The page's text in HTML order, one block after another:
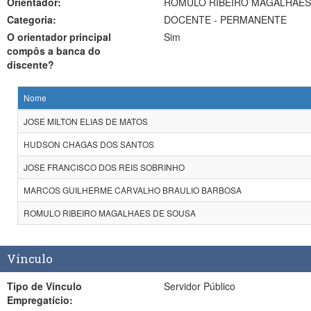
Categoria:
DOCENTE - PERMANENTE
O orientador principal
compôs a banca do
discente?
Sim
Nome
JOSE MILTON ELIAS DE MATOS
HUDSON CHAGAS DOS SANTOS
JOSE FRANCISCO DOS REIS SOBRINHO
MARCOS GUILHERME CARVALHO BRAULIO BARBOSA
ROMULO RIBEIRO MAGALHAES DE SOUSA
Vínculo
Tipo de Vínculo
Empregatício:
Servidor Público